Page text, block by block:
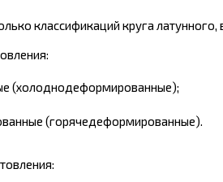
классификаций круга
(холоднодеформированные);
(горячедеформированные).